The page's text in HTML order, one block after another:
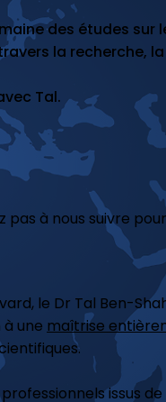
des études sur
la recherche,
Tal.
à nous suivre
le Dr Tal Ben-
à une maîtrise
issus de